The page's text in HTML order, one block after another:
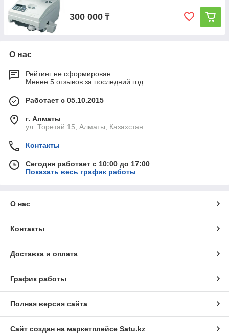
300 000 ₸
О нас
Рейтинг не сформирован
Менее 5 отзывов за последний год
Работает с 05.10.2015
г. Алматы
ул. Торетай 15, Алматы, Казахстан
Контакты
Сегодня работает с 10:00 до 17:00
Показать весь график работы
О нас
Контакты
Доставка и оплата
График работы
Полная версия сайта
Сайт создан на маркетплейсе Satu.kz